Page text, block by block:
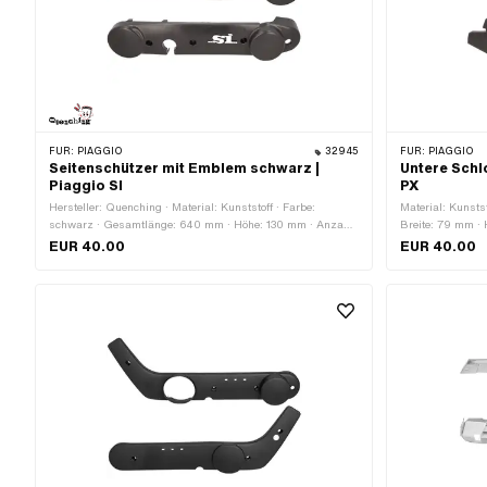
FÜR: PIAGGIO 32945
Seitenschützer mit Emblem schwarz |
Piaggio SI
Hersteller: Quenching · Material: Kunststoff · Farbe:
schwarz · Gesamtlänge: 640 mm · Höhe: 130 mm · Anzahl
Befestigungspunkte: 6 Stk. · Piaggio OEM-Nr.: 918200 ·
EUR 40.00
FÜR: PIAGGIO
Untere
PX
Material:
Breite: 79 mm ·
EUR 40.00